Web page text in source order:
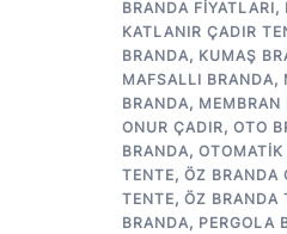
BRANDA FIYATLARI,
KATLANIR ÇADIR
BRANDA, KUMAŞ
MAFSALLI BRANDA,
BRANDA, MEMBRAN
ONUR ÇADIR, OTO
BRANDA,
TENTE, ÖZ BRANDA
TENTE, ÖZ BRANDA
BRANDA, PERGOLA